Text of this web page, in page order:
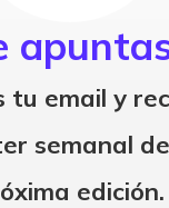
tu email y
semanal
edición.